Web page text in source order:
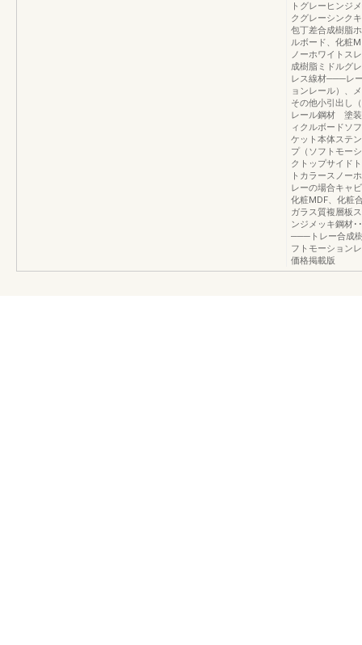
トグレーヒンジ
クグレーシンク
包丁差合成樹脂
ルボード、化粧
ノーホワイトス
成樹脂ミドルグ
レス線材───レ
ョンレール）、
その他小引出し
レール鋼材 塗装
ィクルボードソ
ケット本体ステ
プ（ソフトモー
クトップサイド
トカラースノー
レーの場合キャ
化粧MDF、化粧
ガラス質複層板
ンジメッキ鋼材
───トレー合成
フトモーション
価格掲載版